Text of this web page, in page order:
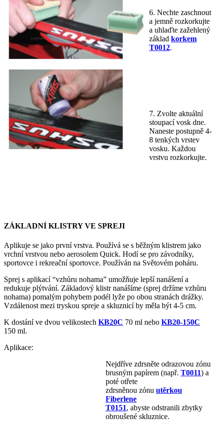
6. Nechte zaschnout
a jemně rozkorkujte
a uhlaďte zažehlený
základ korkem
T0012.
7. Zvolte aktuální
stoupací vosk dne.
Naneste postupně 4-
8 tenkých vrstev
vosku. Každou
vrstvu rozkorkujte.
ZÁKLADNÍ KLISTRY VE SPREJI
Aplikuje se jako první vrstva. Používá se s běžným klistrem jako
vrchní vrstvou nebo aerosolem Quick. Hodí se pro závodníky,
sportovce i rekreační sportovce. Používán na Světovém poháru.
Sprej s aplikací “vzhůru nohama” umožňuje lepší nanášení a
redukuje plýtvání. Základový klistr nanášíme (sprej držíme vzhůru
nohama) pomalým pohybem podél lyže po obou stranách drážky.
Vzdálenost mezi tryskou spreje a skluznicí by měla být 4-5 cm.
K dostání ve dvou velikostech KB20C 70 ml nebo KB20-150C
150 ml.
Aplikace:
Nejdříve zdrsněte odrazovou zónu
brusným papírem (např. T0011) a
poté otřete
zdrsněnou zónu utěrkou
Fiberlene
T0151, abyste odstranili zbytky
obroušené skluznice.